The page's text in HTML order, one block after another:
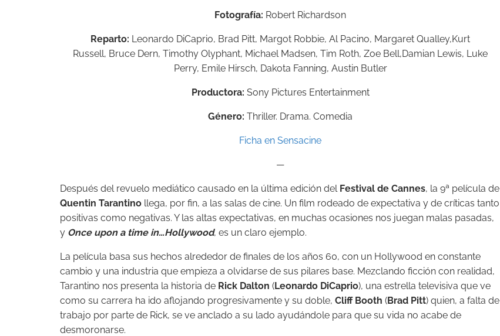
Fotografía: Robert Richardson
Reparto: Leonardo DiCaprio, Brad Pitt, Margot Robbie, Al Pacino, Margaret Qualley,Kurt
Russell, Bruce Dern, Timothy Olyphant, Michael Madsen, Tim Roth, Zoe Bell,Damian Lewis, Luke
Perry, Emile Hirsch, Dakota Fanning, Austin Butler
Productora: Sony Pictures Entertainment
Género: Thriller. Drama. Comedia
Ficha en Sensacine
—
Después del revuelo mediático causado en la última edición del Festival de Cannes, la 9ª película de
Quentin Tarantino llega, por fin, a las salas de cine. Un film rodeado de expectativa y de críticas tanto
positivas como negativas. Y las altas expectativas, en muchas ocasiones nos juegan malas pasadas,
y Once upon a time in…Hollywood, es un claro ejemplo.
La película basa sus hechos alrededor de finales de los años 60, con un Hollywood en constante
cambio y una industria que empieza a olvidarse de sus pilares base. Mezclando ficción con realidad,
Tarantino nos presenta la historia de Rick Dalton (Leonardo DiCaprio), una estrella televisiva que ve
como su carrera ha ido aflojando progresivamente y su doble, Cliff Booth (Brad Pitt) quien, a falta de
trabajo por parte de Rick, se ve anclado a su lado ayudándole para que su vida no acabe de
desmoronarse.